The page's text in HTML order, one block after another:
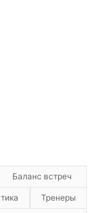
Баланс встреч
Тренеры